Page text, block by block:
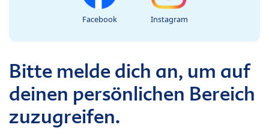
Facebook Instagram
Bitte melde dich an, um auf
deinen persönlichen Bereich
zuzugreifen.